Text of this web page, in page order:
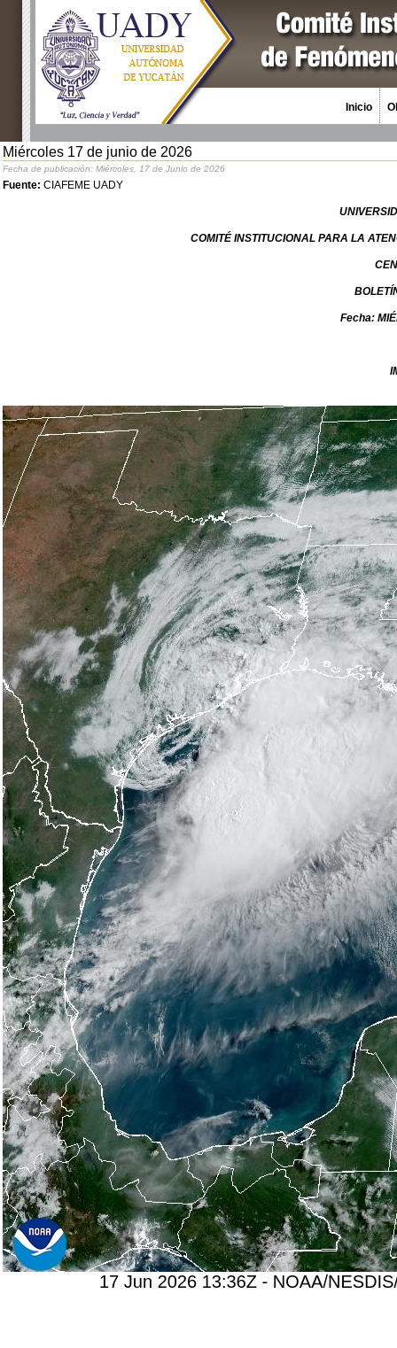
Inicio
Miércoles 17 de junio de 2026
Fecha de publicación: Miércoles, 17 de Junio de 2026
Fuente: CIAFEME UADY
COMITÉ INSTITUCIONAL PARA LA
Fecha: